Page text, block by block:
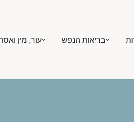
בריאות הנפש עור, מין